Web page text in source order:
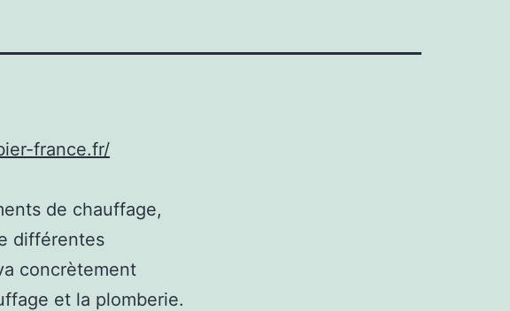
france.fr/
de chauffage,
différentes
concrètement
et la plomberie.